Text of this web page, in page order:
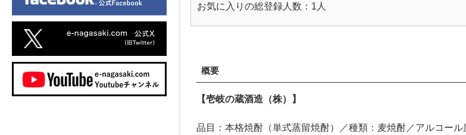
お気に入りの総登録人数：1人
概要
【壱岐の蔵酒造（株）】
品目：本格焼酎（単式蒸留焼酎）／種類：麦焼酎／アルコール